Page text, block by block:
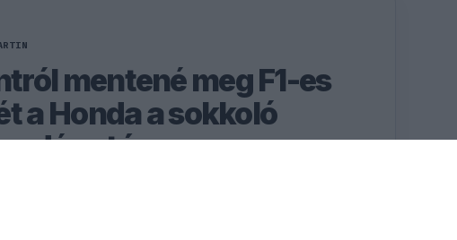
mentené meg F1-es
a Honda a sokkoló
után